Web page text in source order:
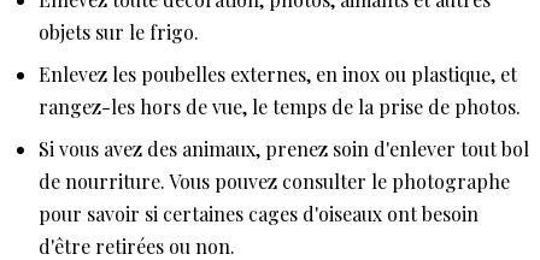
objets sur le frigo.
Enlevez les poubelles externes, en inox ou plastique, et
rangez-les hors de vue, le temps de la prise de photos.
Si vous avez des animaux, prenez soin d'enlever tout bol
de nourriture. Vous pouvez consulter le photographe
pour savoir si certaines cages d'oiseaux ont besoin
d'être retirées ou non.